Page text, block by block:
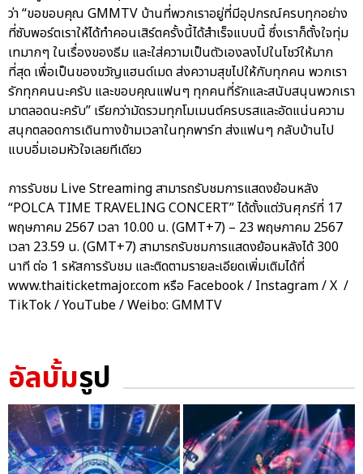
ว่า “ขอขอบคุณ GMMTV บ้านที่พวกเราอยู่ที่มีอุปกรณ์ครบทุกอย่าง
ที่ซับพอร์ตเราให้ได้ทำคอนเสิร์ตครั้งนี้ได้สำเร็จแบบนี้ ซึ่งเราก็ตั้งใจทุ่ม
เทมากๆ ในเรื่องของธีม และใส่ความเป็นตัวเองลงไปในโชว์ให้มาก
ที่สุด เพื่อเป็นของขวัญแฮนด์เมด ส่งความสุขไปให้กับทุกคน พวกเรา
รักทุกคนนะครับ และขอบคุณแฟนๆ ทุกคนที่รักและสนับสนุนพวกเรา
มาตลอดนะครับ” เรียกว่ามัดรวมทุกโมเมนต์ครบรสและอัดแน่นความ
สนุกตลอดการเดินทางข้ามเวลาในทุกพาร์ท ส่งแฟนๆ กลับบ้านไป
แบบอิ่มเอมหัวใจเลยทีเดียว
การรับชม Live Streaming สามารถรับชมการแสดงย้อนหลัง
“POLCA TIME TRAVELING CONCERT” ได้ตั้งแต่วันศุกร์ที่ 17
พฤษภาคม 2567 เวลา 10.00 น. (GMT+7) – 23 พฤษภาคม 2567
เวลา 23.59 น. (GMT+7) สามารถรับชมการแสดงย้อนหลังได้ 300
นาที ต่อ 1 รหัสการรับชม และติดตามรายละเอียดเพิ่มเติมได้ที่
www.thaiticketmajor.com หรือ Facebook / Instagram / X /
TikTok / YouTube / Weibo: GMMTV
อัลบั้มรูป